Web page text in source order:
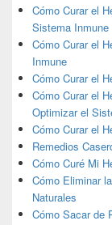
Cómo Curar el
Sistema Inmune
Cómo Curar el
Inmune
Cómo Curar el
Cómo Curar el
Optimizar el
Cómo Curar el
Remedios
Cómo Curé Mi
Cómo Eliminar
Naturales
Cómo Sacar de